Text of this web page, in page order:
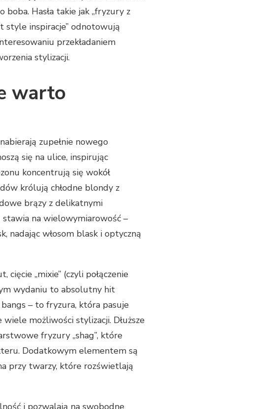
boba. Hasła takie jak „fryzury z
style inspiracje” odnotowują
przekładaniem
stylizacji.
warto
zupełnie nowego
się na ulice, inspirując
koncentrują się wokół
królują chłodne blondy z
brązy z delikatnymi
na wielowymiarowość –
nadając włosom blask i optyczną
„mixie” (czyli połączenie
wydaniu to absolutny hit
– to fryzura, która pasuje
możliwości stylizacji. Dłuższe
fryzury „shag”, które
Dodatkowym elementem są
przy twarzy, które rozświetlają
i pozwalają na swobodne